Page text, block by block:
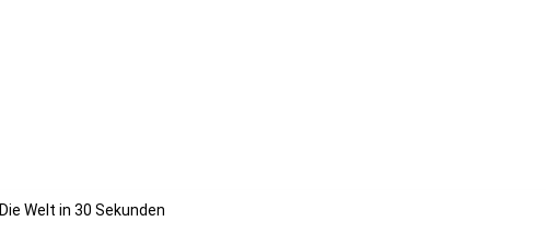
Die Welt in 30 Sekunden